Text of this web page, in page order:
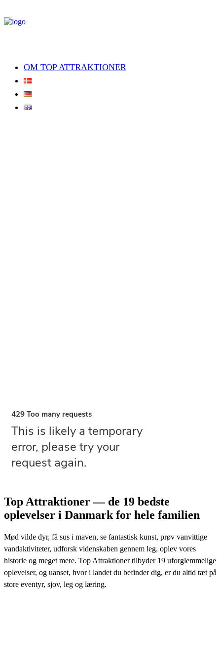
OM TOP ATTRAKTIONER
Top Attraktioner — de 19 bedste
oplevelser i Danmark for hele familien
Mød vilde dyr, få sus i maven, se fantastisk kunst, prøv vanvittige
vandaktiviteter, udforsk videnskaben gennem leg, oplev vores
historie og meget mere. Top Attraktioner tilbyder 19 uforglemmelige
oplevelser, og uanset, hvor i landet du befinder dig, er du altid tæt på
store eventyr, sjov, leg og læring.